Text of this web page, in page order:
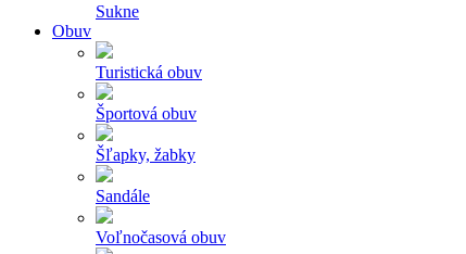
Sukne
Obuv
Turistická obuv
Športová obuv
Šľapky, žabky
Sandále
Voľnočasová obuv